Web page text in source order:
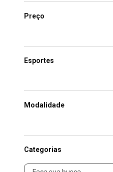
Preço
Esportes
Modalidade
Categorias
Categorias